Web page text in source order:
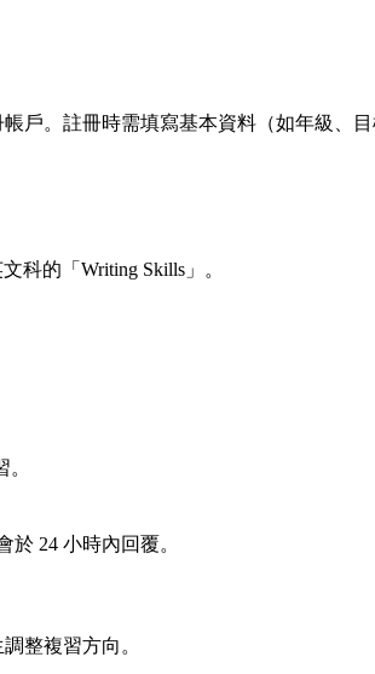
戶。註冊時需填寫基本資料（如年級、
科的「Writing Skills」。
24 小時內回覆。
整複習方向。